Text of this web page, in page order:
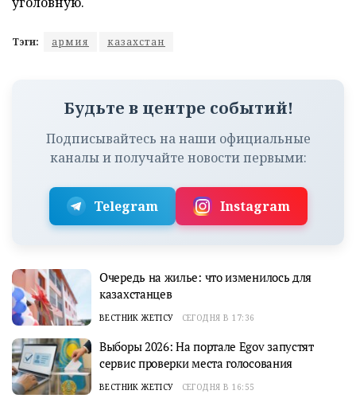
Тэги: армия казахстан
Будьте в центре событий!
Подписывайтесь на наши официальные
каналы и получайте новости первыми:
Telegram Instagram
Очередь на жилье: что изменилось для
казахстанцев
ВЕСТНИК ЖЕТІСУ СЕГОДНЯ В 17:36
Выборы 2026: На портале Egov запустят
сервис проверки места голосования
ВЕСТНИК ЖЕТІСУ СЕГОДНЯ В 16:55